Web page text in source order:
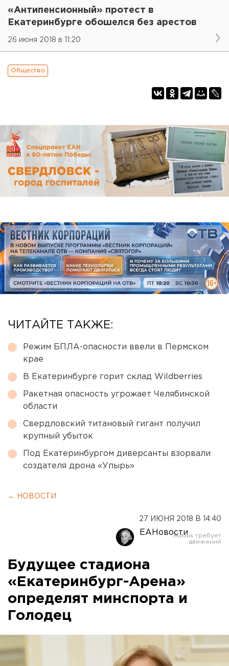
«Антипенсионный» протест в
Екатеринбурге обошелся без арестов
26 июня 2018 в 11:20
Общество
ЧИТАЙТЕ ТАКЖЕ:
Режим БПЛА-опасности ввели в Пермском
крае
В Екатеринбурге горит склад Wildberries
Ракетная опасность угрожает Челябинской
области
Свердловский титановый гигант получил
крупный убыток
Под Екатеринбургом диверсанты взорвали
создателя дрона «Упырь»
← НОВОСТИ
27 ИЮНЯ 2018 В 14:40
ЕАНовости
Будущее стадиона
«Екатеринбург-Арена»
определят минспорта и
Голодец